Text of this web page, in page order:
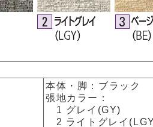
本体・脚：ブラック
張地カラー：
1 グレイ(GY)
2 ライトグレイ